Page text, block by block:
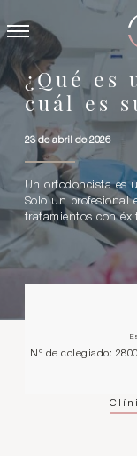
¿Qué es
cuál es
23 de abril de 2026
Un ortodoncista es
Solo un profesional
tratamientos con
Nº de colegiado: